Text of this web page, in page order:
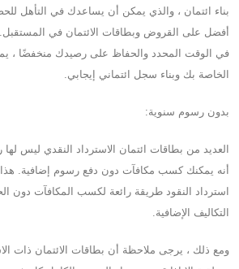
بناء ائتمان ، والذي يمكن أن يساعدك في التأهل
أفضل على القروض وبطاقات الائتمان في
في الوقت المحدد والحفاظ على رصيدك منخفضًا ،
الخاصة بك وبناء سجل ائتماني إيجابي.
بدون رسوم سنوية:
العديد من بطاقات ائتمان الاسترداد النقدي ليس
أنه يمكنك كسب مكافآت دون دفع رسوم إضافية. هذا
استرداد النقود طريقة رائعة لكسب المكافآت دون
التكاليف الإضافية.
ومع ذلك ، يرجى ملاحظة أن بطاقات الائتمان ذات